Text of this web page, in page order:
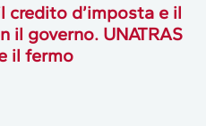
d’imposta e il
il governo. UNATRAS
il fermo